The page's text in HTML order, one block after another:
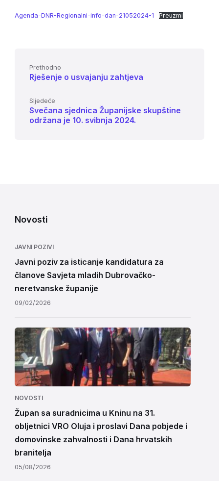
Agenda-DNR-Regionalni-info-dan-21052024-1 Preuzmi
Prethodno
Rješenje o usvajanju zahtjeva
Sljedeće
Svečana sjednica Županijske skupštine
održana je 10. svibnja 2024.
Novosti
JAVNI POZIVI
Javni poziv za isticanje kandidatura za
članove Savjeta mladih Dubrovačko-
neretvanske županije
09/02/2026
NOVOSTI
Župan sa suradnicima u Kninu na 31.
obljetnici VRO Oluja i proslavi Dana pobjede i
domovinske zahvalnosti i Dana hrvatskih
branitelja
05/08/2026